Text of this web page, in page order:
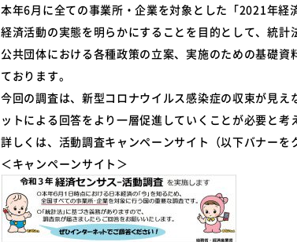
本年6月に全ての事業所・企業を対象とした「2021年
経済活動の実態を明らかにすることを目的として、統
公共団体における各種政策の立案、実施のための基礎
ております。
今回の調査は、新型コロナウイルス感染症の収束が見
ットによる回答をより一層促進していくことが必要と考
詳しくは、活動調査キャンペーンサイト（以下バナーを
＜キャンペーンサイト＞